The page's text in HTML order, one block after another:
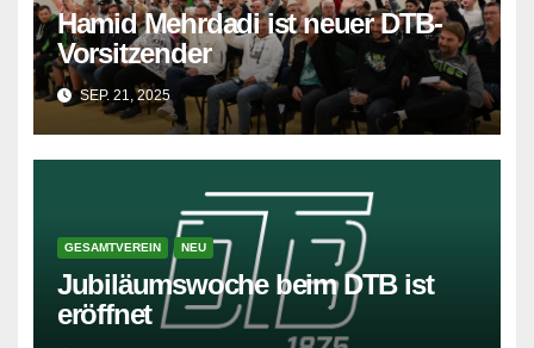
Hamid Mehrdadi ist neuer DTB-
Vorsitzender
SEP. 21, 2025
GESAMTVEREIN NEU
Jubiläumswoche beim DTB ist
eröffnet